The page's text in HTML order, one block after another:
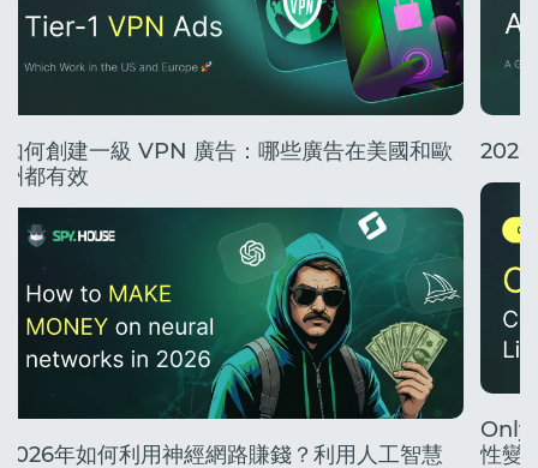
如何創建一級 VPN 廣告：哪些廣告在美國和歐
洲都有效
2026年如何利用神經網路賺錢？利用人工智慧
2026
性變